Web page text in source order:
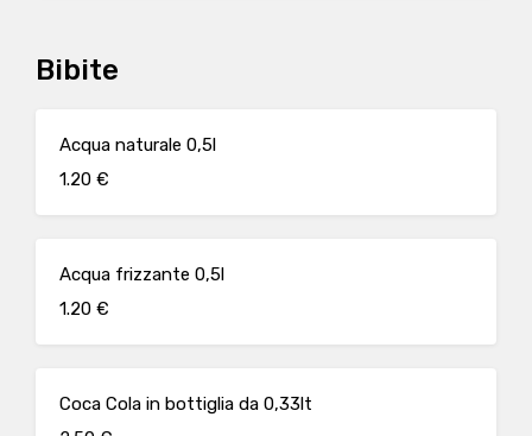
Bibite
Acqua naturale 0,5l
1.20 €
Acqua frizzante 0,5l
1.20 €
Coca Cola in bottiglia da 0,33lt